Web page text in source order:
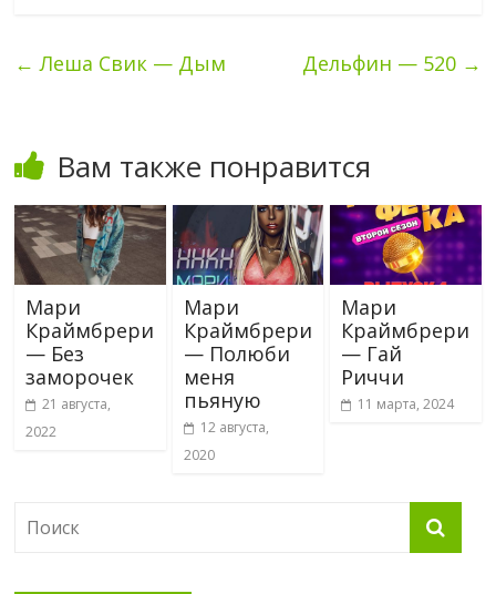
← Леша Свик — Дым Дельфин — 520 →
Вам также понравится
Мари
Краймбрери
— Без
заморочек
21 августа,
2022
Мари
Краймбрери
— Полюби
меня
пьяную
12 августа,
2020
Мари
Краймбрери
— Гай
Риччи
11 марта, 2024